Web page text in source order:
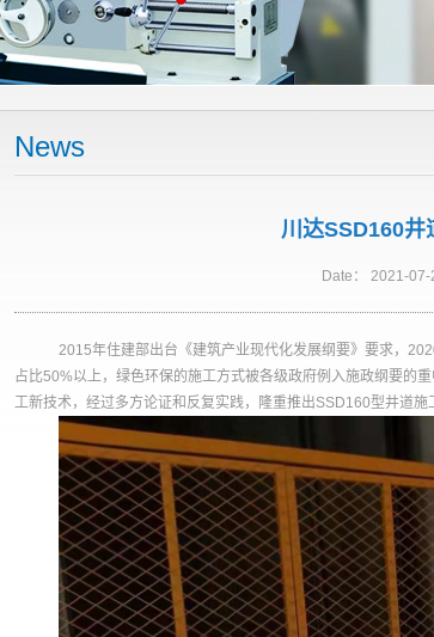
News
川达SSD160井
Date： 2021-07-
2015年住建部出台《建筑产业现代化发展纲要》要求，
占比50%以上，绿色环保的施工方式被各级政府例入施政纲要的
工新技术，经过多方论证和反复实践，隆重推出SSD160型井道